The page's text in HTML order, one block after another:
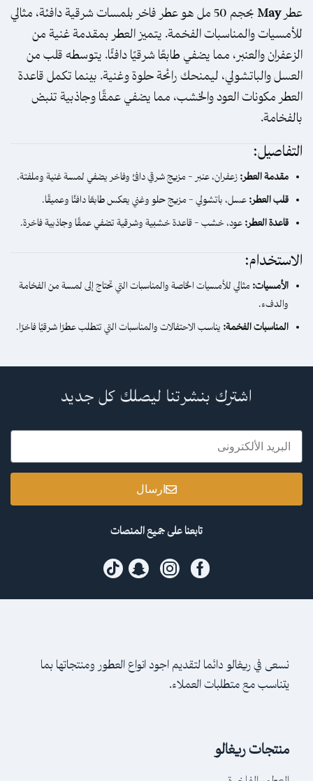
عطرMay
بحجم 50 مل هو عطر فاخر بلمسات شرقية دافئة، مثالي
للأمسيات والمناسبات الفخمة. يتميز العطر بمقدمة غنية من
الزعفران والعنبر، مما يضفي طابعًا شرقيًا دافئًا. يتوسطه قلب من
العسل والباتشولي، ليمنحك رائحة حلوة وغنية. بينما تكمل قاعدة
العطر مكونات العود والخشب، مما يضفي عمقًا وجاذبية تنبض
بالفخامة.
التفاصيل:
مقدمة العطر: زعفران، عنبر – مزيج شرقي دافئ وفاخر يضفي لمسة غنية وملفتة.
قلب العطر: عسل، باتشولي – مزيج حلو وغني يعكس طابعًا دافئًا وعميقًا.
قاعدة العطر: عود، خشب – قاعدة خشبية وشرقية تضفي عمقًا وجاذبية فاخرة.
الاستخدام:
الأمسيات: مثالي للأمسيات الخاصة والمناسبات التي تحتاج إلى لمسة من الفخامة
والدفء.
المناسبات الفخمة: يناسب الاحتفالات والمناسبات التي تتطلب عطرًا شرقيًا فاخرًا.
اشترك بنشرتنا ليصلك كل جديد
ارسال
تابعنا على جميع المنصات
نسعى في ريغالو دائما لتقديم اجود انواع العطور ومنتجاتها بما
يتناسب مع متطلبات العملاء.
منتجات ريغالو